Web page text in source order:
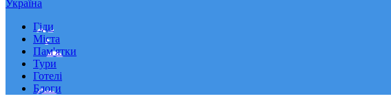
Україна
Гіди
Міста
Пам'ятки
Тури
Готелі
Блоги